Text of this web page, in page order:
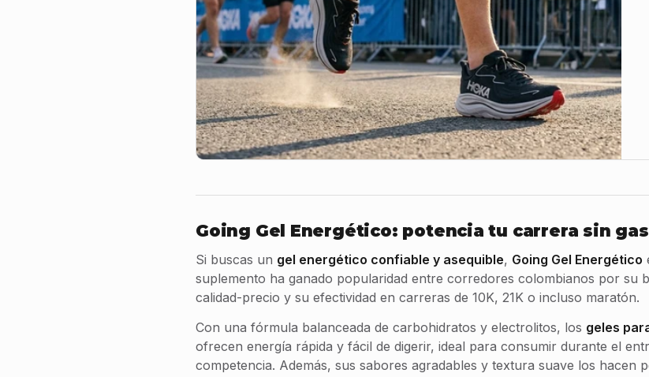
Going Gel Energético: potencia tu carrera sin
Si buscas un gel energético confiable y asequible, Going Gel Energético
suplemento ha ganado popularidad entre corredores colombianos por su
calidad-precio y su efectividad en carreras de 10K, 21K o incluso maratón.
Con una fórmula balanceada de carbohidratos y electrolitos, los geles
ofrecen energía rápida y fácil de digerir, ideal para consumir durante el
competencia. Además, sus sabores agradables y textura suave los hacen